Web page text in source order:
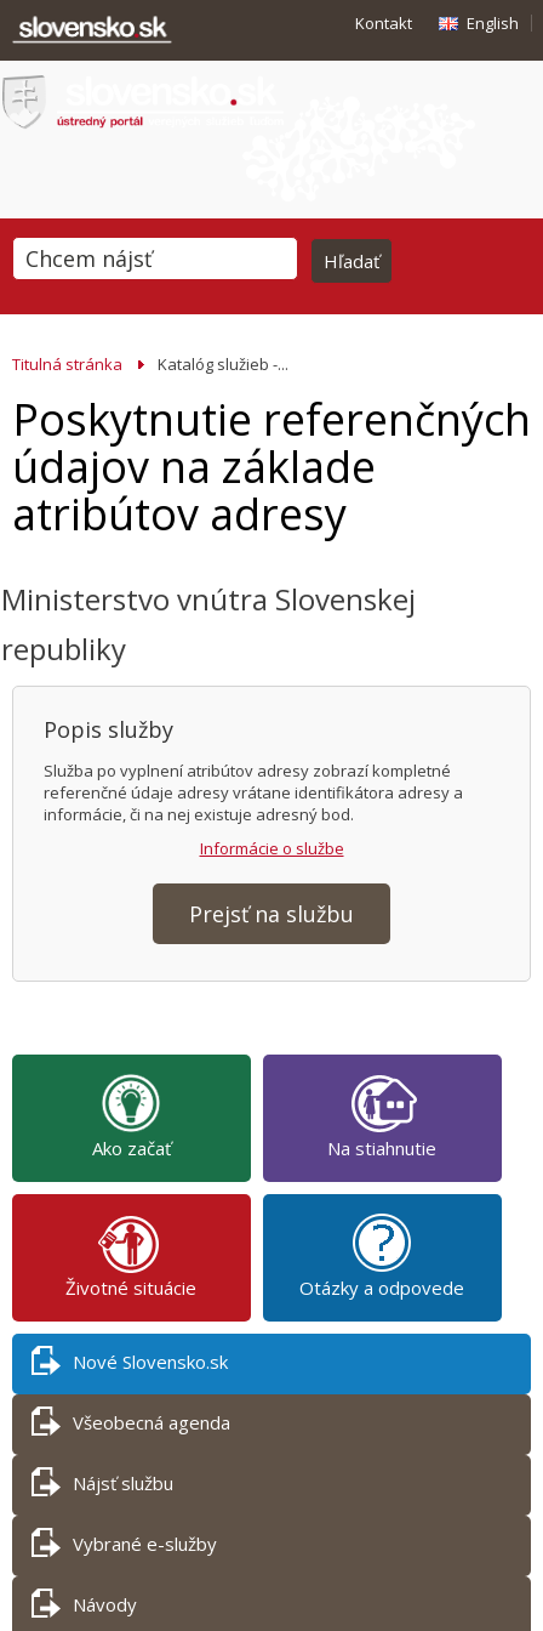
Kontakt English
Titulná stránka Katalóg služieb -...
Poskytnutie referenčných
údajov na základe
atribútov adresy
Ministerstvo vnútra Slovenskej
republiky
Popis služby
Služba po vyplnení atribútov adresy zobrazí kompletné
referenčné údaje adresy vrátane identifikátora adresy a
informácie, či na nej existuje adresný bod.
Informácie o službe
Prejsť na službu
Ako začať Na stiahnutie
Životné situácie Otázky a odpovede
Nové Slovensko.sk
Všeobecná agenda
Nájsť službu
Vybrané e-služby
Návody